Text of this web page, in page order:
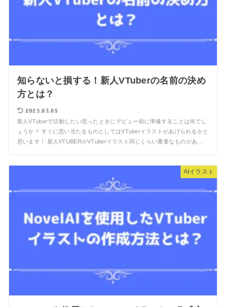
知らないと損する！新人VTuberの名前の決め
方とは？
2023.03.05
新人VTuberで活動したい思ったときにデビュー前に準備することは何でし
ょうか？ すぐに思い当たるものとしてはVTuberイラストがあげられるかと
思います！ 新人VTUBERがVTuberイラスト同じくらい重要なものがあ...
AIイラスト